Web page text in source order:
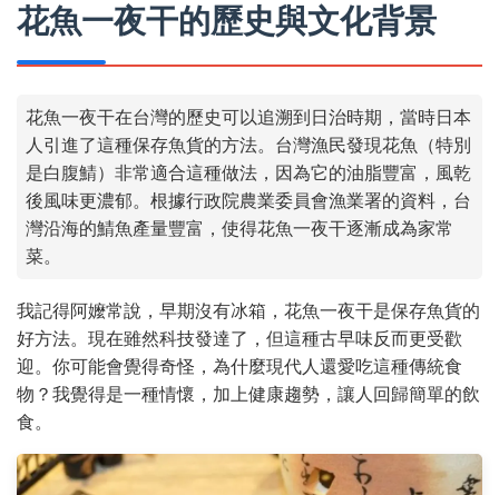
花魚一夜干的歷史與文化背景
花魚一夜干在台灣的歷史可以追溯到日治時期，當時日本
人引進了這種保存魚貨的方法。台灣漁民發現花魚（特別
是白腹鯖）非常適合這種做法，因為它的油脂豐富，風乾
後風味更濃郁。根據行政院農業委員會漁業署的資料，台
灣沿海的鯖魚產量豐富，使得花魚一夜干逐漸成為家常
菜。
我記得阿嬤常說，早期沒有冰箱，花魚一夜干是保存魚貨的
好方法。現在雖然科技發達了，但這種古早味反而更受歡
迎。你可能會覺得奇怪，為什麼現代人還愛吃這種傳統食
物？我覺得是一種情懷，加上健康趨勢，讓人回歸簡單的飲
食。